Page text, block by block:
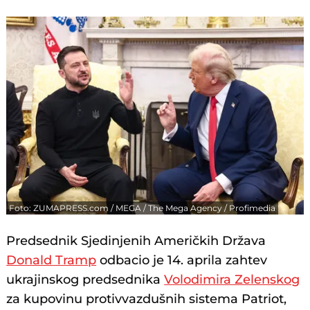
Foto: ZUMAPRESS.com / MEGA / The Mega Agency / Profimedia
Predsednik Sjedinjenih Američkih Država
Donald Tramp odbacio je 14. aprila zahtev
ukrajinskog predsednikaVolodimira Zelenskog
za kupovinu protivvazdušnih sistema Patriot,